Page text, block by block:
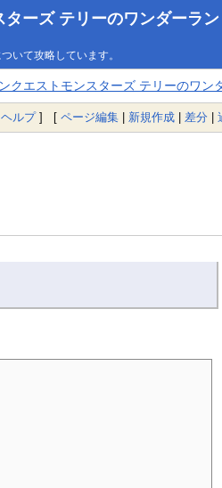
ターズ テリーのワンダーラン
いて攻略しています。
クエストモンスターズ テリーのワン
ヘルプ] [ ページ編集 | 新規作成 | 差分 |